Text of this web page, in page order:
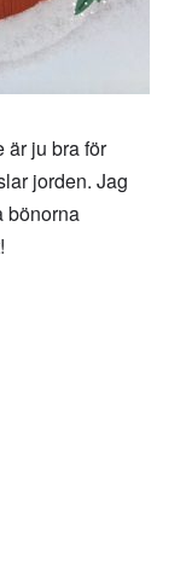
är ju bra för
jorden. Jag
bönorna